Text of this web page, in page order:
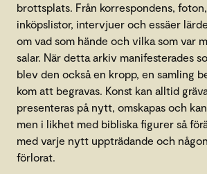
brottsplats. Från korrespondens,
inköpslistor, intervjuer och essäer
om vad som hände och vilka som var
salar. När detta arkiv manifesterades
blev den också en kropp, en samling
kom att begravas. Konst kan alltid
presenteras på nytt, omskapas och
men i likhet med bibliska figurer så
med varje nytt uppträdande och
förlorat.